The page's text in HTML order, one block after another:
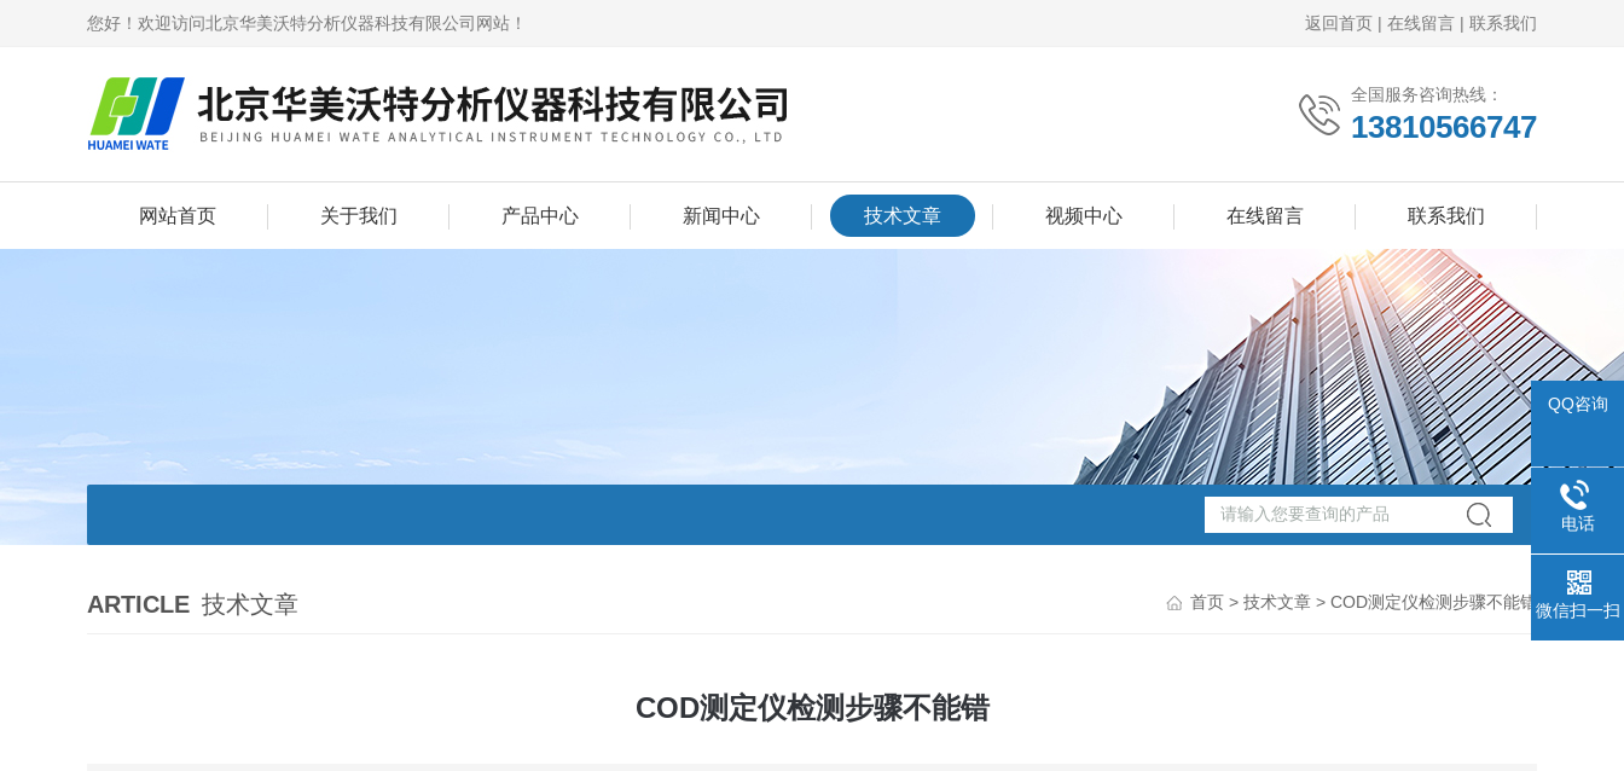
您好！欢迎访问北京华美沃特分析仪器科技有限公司网站！ 返回首页 | 在线留言 | 联系我们
全国服务咨询热线：
13810566747
网站首页 关于我们 产品中心 新闻中心 技术文章 视频中心 在线留言 联系我们
ARTICLE 技术文章 首页 > 技术文章 > COD测定仪检测步骤不能错
COD测定仪检测步骤不能错
QQ咨询
电话
微信扫一扫